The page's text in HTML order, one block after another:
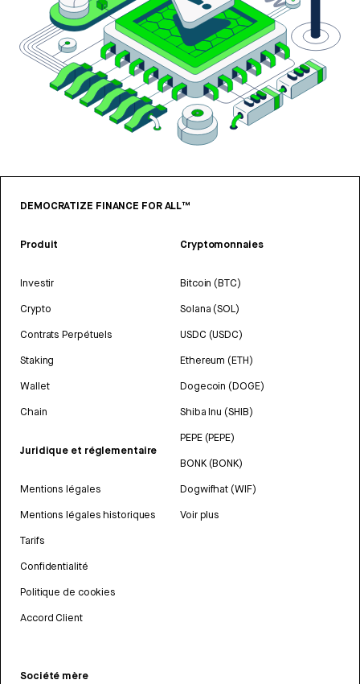
DEMOCRATIZE FINANCE FOR ALL™
Produit
Investir
Crypto
Contrats Perpétuels
Staking
Wallet
Chain
Juridique et réglementaire
Mentions légales
Mentions légales historiques
Tarifs
Confidentialité
Politique de cookies
Accord Client
Cryptomonnaies
Bitcoin (BTC)
Solana (SOL)
USDC (USDC)
Ethereum (ETH)
Dogecoin (DOGE)
Shiba Inu (SHIB)
PEPE (PEPE)
BONK (BONK)
Dogwifhat (WIF)
Voir plus
Société mère